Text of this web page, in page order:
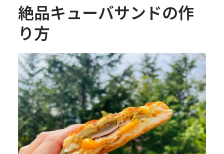
絶品キューバサンドの作
り方